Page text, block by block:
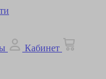
Кабинет